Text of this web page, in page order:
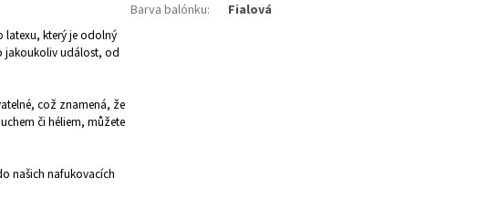
latexu, který je odolný
jakoukoliv událost, od
což znamená, že
či héliem, můžete
našich nafukovacích
Barva balónku: Fialová